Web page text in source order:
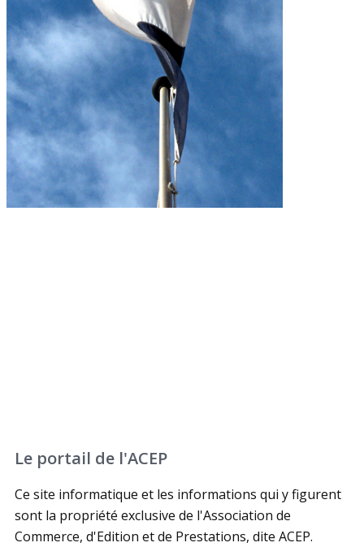
Le portail de l'ACEP
Ce site informatique et les informations qui y figurent
sont la propriété exclusive de l'Association de
Commerce, d'Edition et de Prestations, dite ACEP.